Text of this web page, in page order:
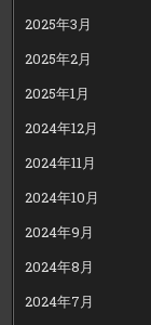
2025年3月
2025年2月
2025年1月
2024年12月
2024年11月
2024年10月
2024年9月
2024年8月
2024年7月